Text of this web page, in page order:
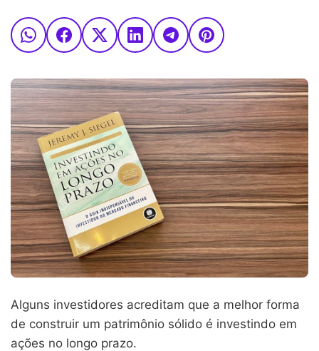
Alguns investidores acreditam que a melhor forma
de construir um patrimônio sólido é investindo em
ações no longo prazo.